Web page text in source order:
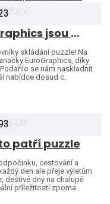
Oblíbené puzzle EuroGraphics jsou opět skladem – naši nabídku jsme rozšířili o další motivy!
skládání puzzle! Na
EuroGraphics, díky
se nám naskladnit
nabídce dosud c..
patří puzzle
cestování a
den ale přeje výletům
deštivé dny na chalupě
příležitostí zpoma..